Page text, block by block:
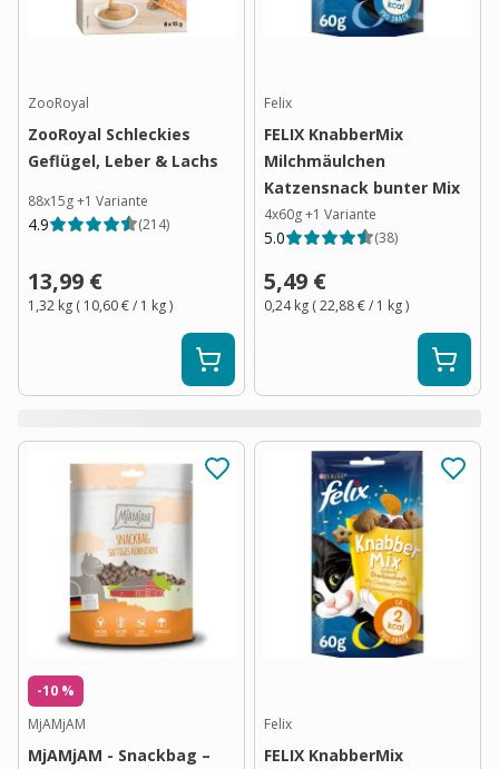
ZooRoyal
ZooRoyal Schleckies
Geflügel, Leber & Lachs
88x15g+1 Variante
4.9 (214)
13,99 €
1,32 kg ( 10,60 €/ 1 kg)
Felix
FELIX KnabberMix
Milchmäulchen
Katzensnack bunter Mix
4x60g+1 Variante
5.0 (38)
5,49 €
0,24 kg (22,88 €/ 1 kg)
-10 %
MjAMjAM
MjAMjAM - Snackbag –
Felix
FELIX KnabberMix